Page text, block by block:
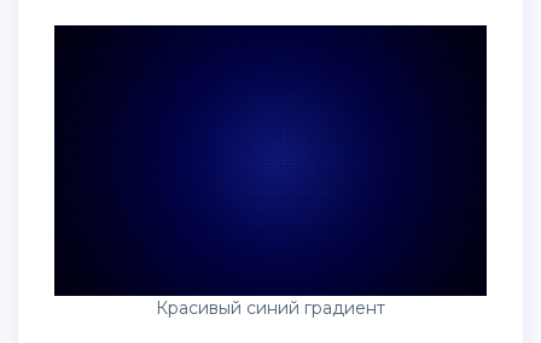
Красивый синий градиент